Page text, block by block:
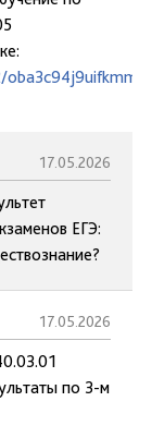
17.05.2026
ЕГЭ:
17.05.2026
по 3-м